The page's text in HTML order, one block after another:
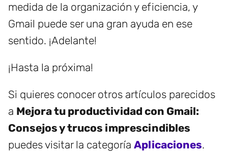
medida de la organización y eficiencia, y
Gmail puede ser una gran ayuda en ese
sentido. ¡Adelante!
¡Hasta la próxima!
Si quieres conocer otros artículos parecidos
a Mejora tu productividad con Gmail:
Consejos y trucos imprescindibles
puedes visitar la categoría Aplicaciones.